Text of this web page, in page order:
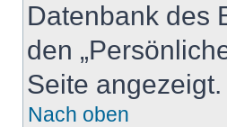
Datenbank des
den
Seite
Nach oben